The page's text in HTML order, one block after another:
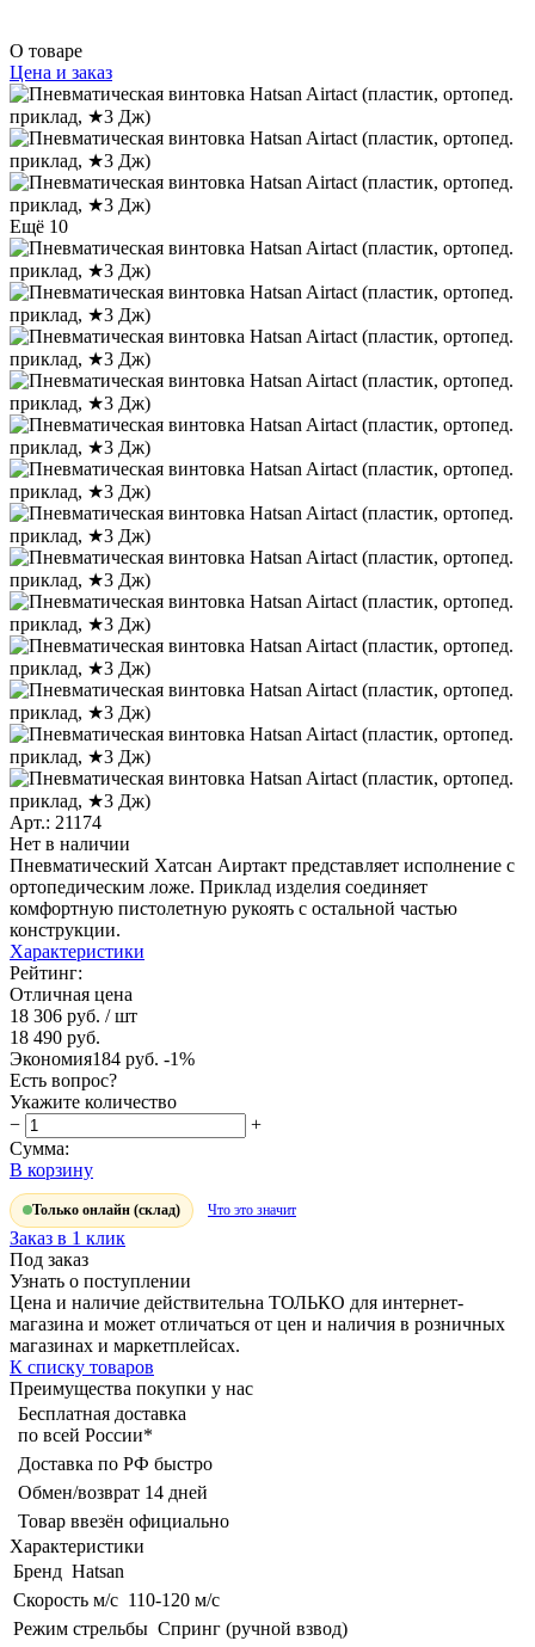
О товаре
Цена и заказ
Ещё 10
Арт.: 21174
Нет в наличии
Пневматический Хатсан Аиртакт представляет исполнение с
ортопедическим ложе. Приклад изделия соединяет
комфортную пистолетную рукоять с остальной частью
конструкции.
Характеристики
Рейтинг:
Отличная цена
18 306 руб. / шт
18 490 руб.
Экономия184 руб. -1%
Есть вопрос?
Укажите количество
−
+
Сумма:
В корзину
Только онлайн (склад) Что это значит
Заказ в 1 клик
Под заказ
Узнать о поступлении
Цена и наличие действительна ТОЛЬКО для интернет-
магазина и может отличаться от цен и наличия в розничных
магазинах и маркетплейсах.
К списку товаров
Преимущества покупки у нас
Бесплатная доставка
по всей России*
Доставка по РФ быстро
Обмен/возврат 14 дней
Товар ввезён официально
Характеристики
Бренд Hatsan
Скорость м/с 110-120 м/с
Режим стрельбы Спринг (ручной взвод)